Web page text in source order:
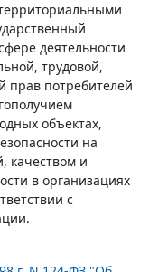
деятельности
трудовой,
прав потребителей
объектах,
на
качеством и
в организациях
с